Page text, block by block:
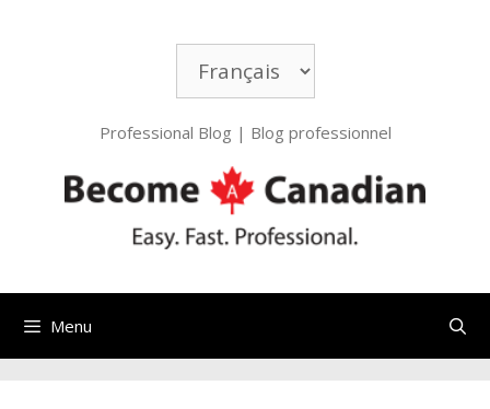
Professional Blog | Blog professionnel
Menu